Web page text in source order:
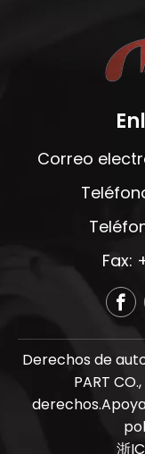
Correo
Fax:
Derechos de
PART
浙